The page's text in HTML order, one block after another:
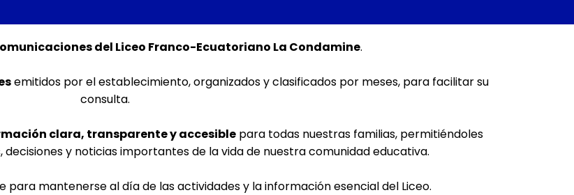
del Liceo Franco-Ecuatoriano La Condamine.
emitidos por el establecimiento, organizados y clasificados por meses, para facilitar su
consulta.
clara, transparente y accesiblepara todas nuestras familias, permitiéndoles
y noticias importantes de la vida de nuestra comunidad educativa.
mantenerse al día de las actividades y la información esencial del Liceo.